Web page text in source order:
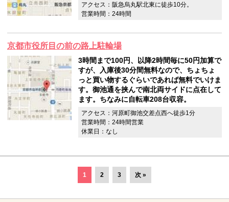
アクセス：阪急烏丸駅北東に徒歩10分。
営業時間：24時間
京都市役所目の前の路上駐輪場
3時間まで100円、以降2時間毎に50円加算で
すが、入庫後30分間無料なので、ちょちょ
っと買い物するぐらいであれば無料でいけま
す。御池通を挟んで南北両サイドに点在して
ます。ちなみに自転車208台収容。
アクセス：河原町御池交差点西へ徒歩1分
営業時間：24時間営業
休業日：なし
1 2 3 次 »